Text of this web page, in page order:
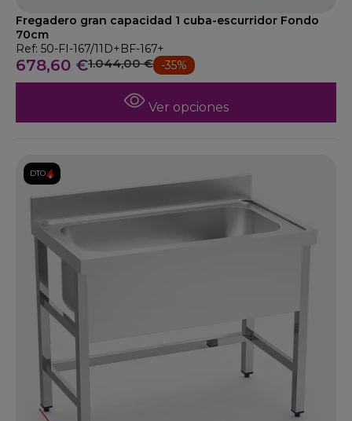
Fregadero gran capacidad 1 cuba-escurridor Fondo
70cm
Ref: 50-FI-167/11D+BF-167+
678,60 €1.044,00 € -35%
Ver opciones
DTO.